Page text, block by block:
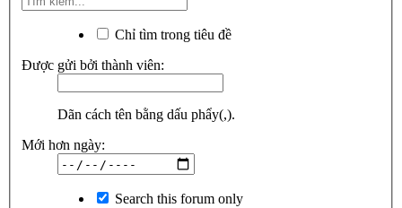
Chỉ tìm trong tiêu đề
Được gửi bởi thành viên:
Dãn cách tên bằng dấu phẩy(,).
Mới hơn ngày:
Search this forum only